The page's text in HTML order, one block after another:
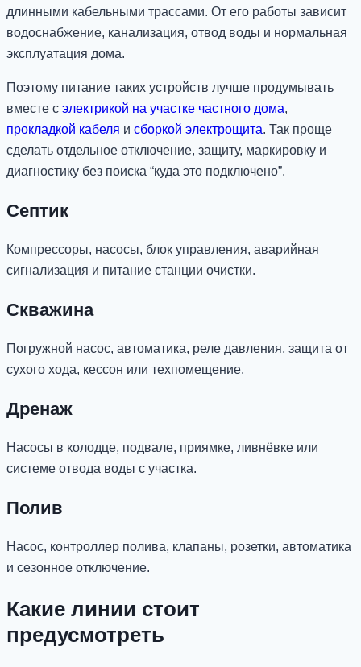
длинными кабельными трассами. От его работы зависит
водоснабжение, канализация, отвод воды и нормальная
эксплуатация дома.
Поэтому питание таких устройств лучше продумывать
вместе с электрикой на участке частного дома,
прокладкой кабеля и сборкой электрощита. Так проще
сделать отдельное отключение, защиту, маркировку и
диагностику без поиска “куда это подключено”.
Септик
Компрессоры, насосы, блок управления, аварийная
сигнализация и питание станции очистки.
Скважина
Погружной насос, автоматика, реле давления, защита от
сухого хода, кессон или техпомещение.
Дренаж
Насосы в колодце, подвале, приямке, ливнёвке или
системе отвода воды с участка.
Полив
Насос, контроллер полива, клапаны, розетки, автоматика
и сезонное отключение.
Какие линии стоит
предусмотреть